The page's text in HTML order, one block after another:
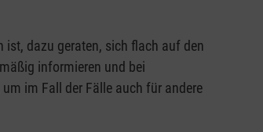
ist, dazu geraten, sich flach auf den
informieren und bei
im Fall der Fälle auch für andere